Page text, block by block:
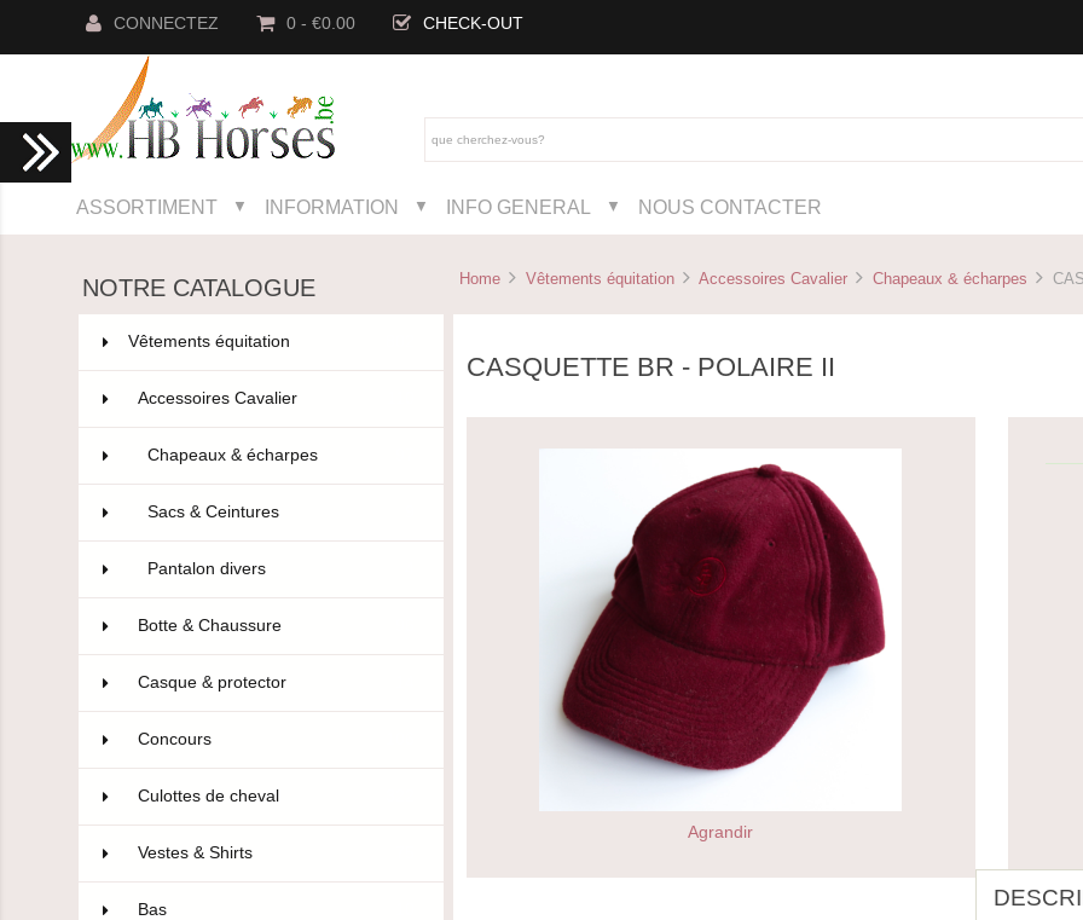
CONNECTEZ 0 - €0.00 CHECK-OUT
ASSORTIMENT ▼ INFORMATION ▼ INFO GENERAL ▼ NOUS CONTACTER
NOTRE CATALOGUE
Vêtements équitation
Accessoires Cavalier
Chapeaux & écharpes
Sacs & Ceintures
Pantalon divers
Botte & Chaussure
Casque & protector
Concours
Culottes de cheval
Vestes & Shirts
Bas
Home Vêtements équitation Accessoires Cavalier Chapeaux & écharpes
CASQUETTE BR - POLAIRE II
Agrandir